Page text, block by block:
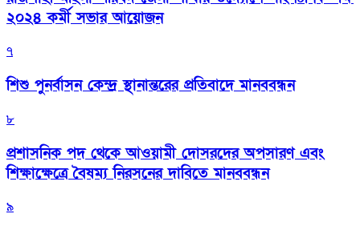
২০২৪ কর্মী সভার আয়োজন
৭
শিশু পুনর্বাসন কেন্দ্র স্থানান্তরের প্রতিবাদে মানববন্ধন
৮
প্রশাসনিক পদ থেকে আওয়ামী দোসরদের অপসারণ এবং
শিক্ষাক্ষেত্রে বৈষম্য নিরসনের দাবিতে মানববন্ধন
৯